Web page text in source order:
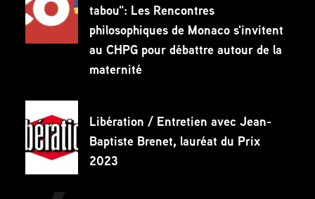
tabou": Les Rencontres
philosophiques de Monaco s'invitent
au CHPG pour débattre autour de la
maternité
Libération / Entretien avec Jean-
Baptiste Brenet, lauréat du Prix
2023